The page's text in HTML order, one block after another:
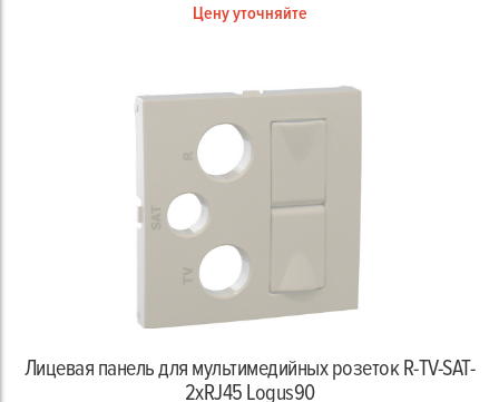
Цену уточняйте
Лицевая панель для мультимедийных розеток R-TV-SAT-
2xRJ45 Logus90